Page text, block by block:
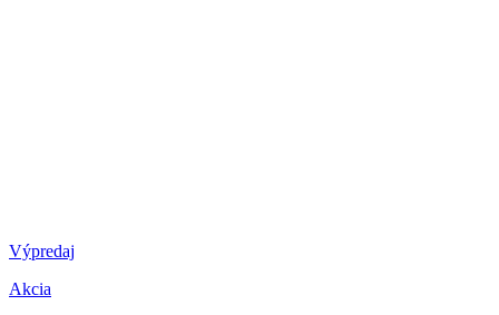
Výpredaj
Akcia